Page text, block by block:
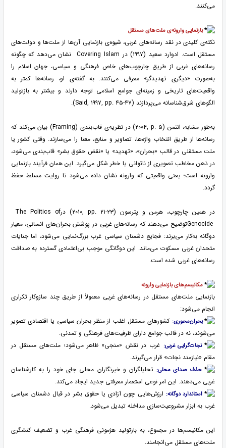
می‌کنند.
بازنمایی وارونه‌ی ملت‌های مستقل
نکته‌ی کلیدی در نقد رسانه‌های غربی، شیوه‌ی بازنمایی آن‌ها از ملت‌ها و دولت‌های
مستقل است. ادوارد سعید (۱۹۹۷) در
Covering Islam نشان می‌دهد که چگونه
رسانه‌های غربی از طریق چارچوب‌های خاص فرهنگی و سیاسی، جهان اسلام را
به‌صورت «دیگری تهدیدگر» معرفی می‌کنند. به گفته‌ی او، رسانه‌ها کمتر به
واقعیت‌های تاریخی و زمینه‌ای جوامع اسلامی توجه دارند و بیشتر به بازتولید
الگوهای شرق‌شناسانه می‌پردازند .(Said, ۱۹۹۷, pp. ۴۵-۴۷)
به‌طور مشابه، انتمن (۲۰۰۴, p. ۵)در نظریه‌ی قاب‌بندی (Framing) بیان می‌کند که
رسانه‌ها از طریق انتخاب واژه‌ها، تصاویر و منابع، معنا را می‌سازند. وقتی کشور یا
ملت مستقلی در قالب «بحران»، «تهدید» یا «نقض حقوق بشر» قاب‌بندی می‌شود،
در ذهن مخاطب تصویری از ناتوانی یا خطر شکل می‌گیرد. این همان فرآیند بازنمایی
وارونه است؛ یعنی واقعیتی که وارونه نشان داده می‌شود تا روایت مسلط حفظ
گردد.
در همین چارچوب، هرمن و پترسون(۲۰۱۰, pp. ۲۱-۲۳)درThe Politics of
Genocideتوضیح می‌دهند که رسانه‌های غربی در پوشش بحران‌های انسانی، معیار
دوگانه به‌کار می‌برند: فجایع دشمنان سیاسی غرب بزرگ‌نمایی می‌شود، اما جنایات
متحدان غربی مسکوت می‌ماند. این دوگانگی موجب بی‌اعتمادی گسترده به صداقت
رسانه‌های غربی شده است.
مکانیسم‌های بازنمایی وارونه
بازنمایی ملت‌های مستقل در رسانه‌های غربی معمولاً از طریق چند سازوکار تکراری
انجام می‌شود:
بحران‌محوری: کشورهای مستقل اغلب از منظر بحران سیاسی یا اقتصادی تصویر
می‌شوند، نه در قالب جوامع دارای ظرفیت‌های فرهنگی و تمدنی.
نجات‌گرایی غربی: غرب در نقش «منجی» ظاهر می‌شود؛ ملت‌های مستقل در
مقام «نیازمند نجات» قرار می‌گیرند.
حذف صدای محلی: تحلیلگران و خبرنگاران محلی جای خود را به کارشناسان
غربی می‌دهند. این امر نوعی استعمار معرفتی جدید ایجاد می‌کند.
استاندارد دوگانه: ارزش‌هایی چون آزادی یا حقوق بشر در قبال دشمنان سیاسی
غرب به ابزار مشروعیت‌سازی مداخله تبدیل می‌شود.
این مکانیسم‌ها در مجموع، به بازتولید هژمونی فرهنگی غرب و تضعیف کنشگری
ملت‌های مستقل می‌انجامند.